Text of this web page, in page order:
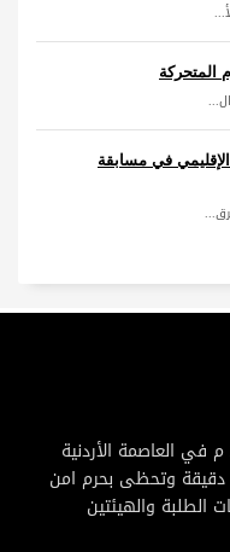
المتحركة
في مسابقة
تأسست جامعة الشرق الأوسط عام 2005 م في العاصمة الأردنية
عمان, وتبعد عن مركز المدينة ما يقرب 15 دقيقة وتحظى بحرم امن
الطلبة والهيئتين